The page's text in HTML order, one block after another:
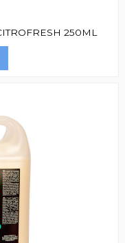
250ML